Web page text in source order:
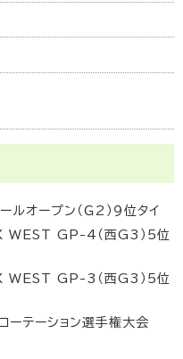
オープン（Ｇ2）９位タイ
GP-4（西G3）5位
GP-3（西G3）5位
テーション選手権大会